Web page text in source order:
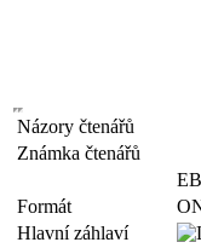
Názory čtenářů
Známka čtenářů
EB
Formát
Hlavní záhlaví